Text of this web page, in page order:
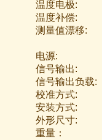
温度电极:
温度补偿:
测量值漂移:
电源:
信号输出:
信号输出负载:
校准方式:
安装方式:
外形尺寸:
重量：